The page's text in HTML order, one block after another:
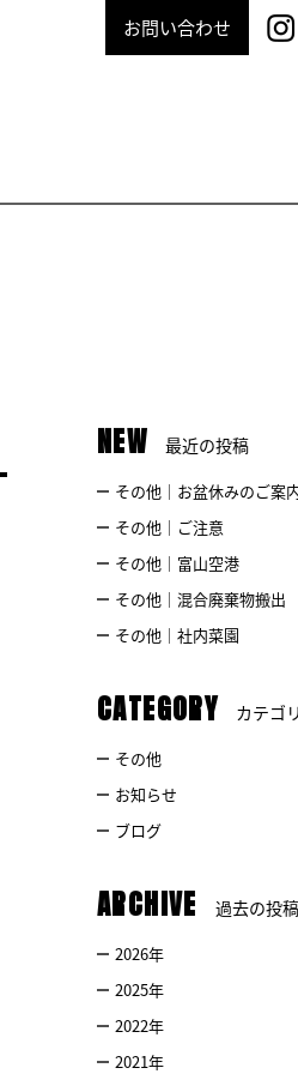
お問い合わせ
NEW 最近の投稿
その他｜お盆休みのご案
その他｜ご注意
その他｜富山空港
その他｜混合廃棄物搬出
その他｜社内菜園
CATEGORY カテゴ
その他
お知らせ
ブログ
ARCHIVE 過去の投稿
2026年
2025年
2022年
2021年